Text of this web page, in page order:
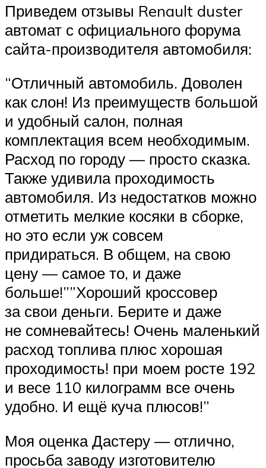
Приведем отзывы Renault duster
автомат с официального форума
сайта-производителя автомобиля:
“Отличный автомобиль. Доволен
как слон! Из преимуществ большой
и удобный салон, полная
комплектация всем необходимым.
Расход по городу — просто сказка.
Также удивила проходимость
автомобиля. Из недостатков можно
отметить мелкие косяки в сборке,
но это если уж совсем
придираться. В общем, на свою
цену — самое то, и даже
больше!””Хороший кроссовер
за свои деньги. Берите и даже
не сомневайтесь! Очень маленький
расход топлива плюс хорошая
проходимость! при моем росте 192
и весе 110 килограмм все очень
удобно. И ещё куча плюсов!”
Моя оценка Дастеру — отлично,
просьба заводу изготовителю